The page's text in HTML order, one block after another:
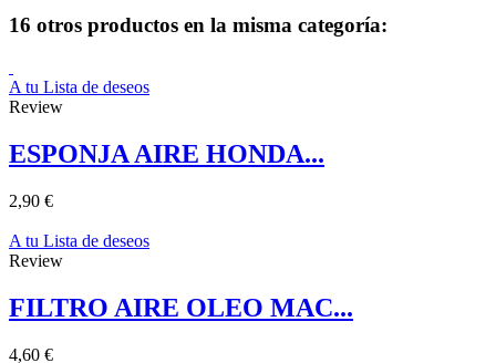
16 otros productos en la misma categoría:
A tu Lista de deseos
Review
ESPONJA AIRE HONDA...
2,90 €
A tu Lista de deseos
Review
FILTRO AIRE OLEO MAC...
4,60 €